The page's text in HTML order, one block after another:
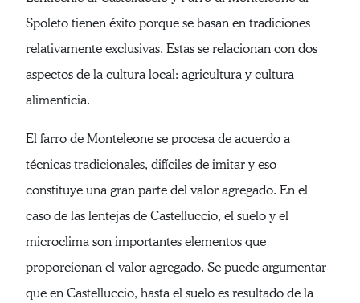
Spoleto tienen éxito porque se basan en tradiciones
relativamente exclusivas. Estas se relacionan con dos
aspectos de la cultura local: agricultura y cultura
alimenticia.
El farro de Monteleone se procesa de acuerdo a
técnicas tradicionales, difíciles de imitar y eso
constituye una gran parte del valor agregado. En el
caso de las lentejas de Castelluccio, el suelo y el
microclima son importantes elementos que
proporcionan el valor agregado. Se puede argumentar
que en Castelluccio, hasta el suelo es resultado de la